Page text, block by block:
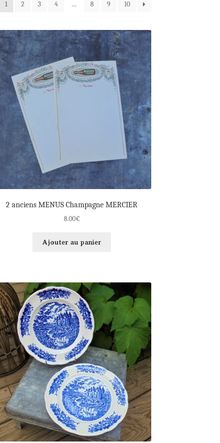
1 2 3 4 … 8 9 10
2 anciens MENUS Champagne MERCIER
8.00€
Ajouter au panier